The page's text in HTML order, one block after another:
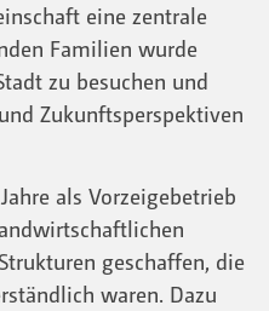
eine zentrale
Familien wurde
zu besuchen und
Zukunftsperspektiven
als Vorzeigebetrieb
geschaffen, die
waren. Dazu